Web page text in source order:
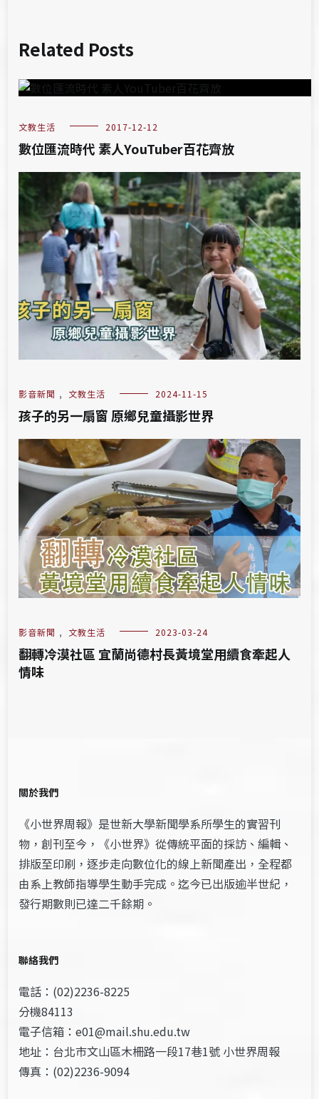
Related Posts
文教生活 2017-12-12
數位匯流時代 素人YouTuber百花齊放
影音新聞 , 文教生活 2024-11-15
孩子的另一扇窗 原鄉兒童攝影世界
影音新聞 , 文教生活 2023-03-24
翻轉冷漠社區 宜蘭尚德村長黃境堂用續食牽起人
情味
關於我們
《小世界周報》是世新大學新聞學系所學生的實習刊
物，創刊至今，《小世界》從傳統平面的採訪、編輯、
排版至印刷，逐步走向數位化的線上新聞產出，全程都
由系上教師指導學生動手完成。迄今已出版逾半世紀，
發行期數則已達二千餘期。
聯絡我們
電話：(02)2236-8225
分機84113
電子信箱：e01@mail.shu.edu.tw
地址：台北市文山區木柵路一段17巷1號 小世界周報
傳真：(02)2236-9094